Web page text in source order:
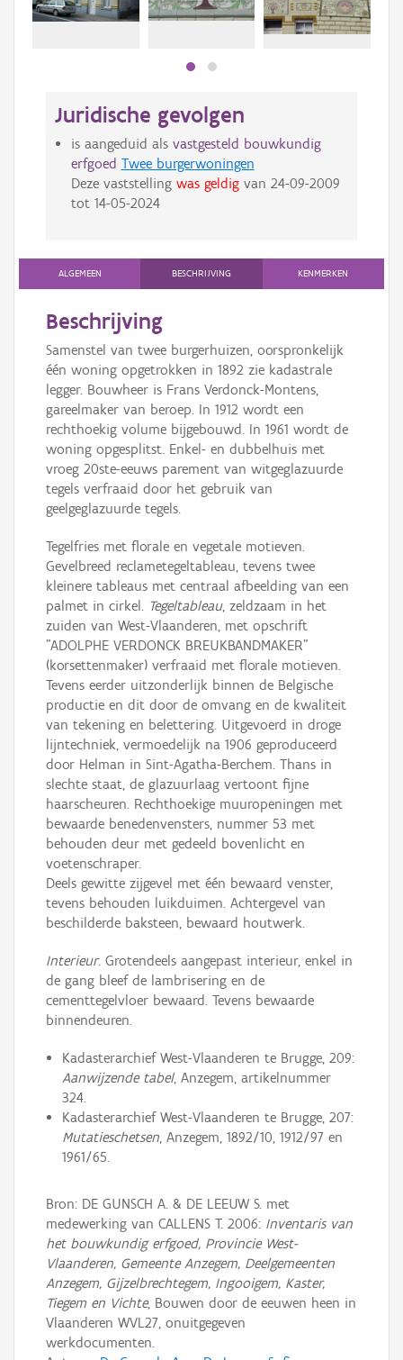
Juridische gevolgen
is aangeduid als vastgesteld bouwkundig
erfgoed Twee burgerwoningen
Deze vaststelling was geldigvan 24-09-2009
tot 14-05-2024
ALGEMEEN BESCHRIJVING KENMERKEN
Beschrijving
Samenstel van twee burgerhuizen, oorspronkelijk
één woning opgetrokken in 1892 zie kadastrale
legger. Bouwheer is Frans Verdonck-Montens,
gareelmaker van beroep. In 1912 wordt een
rechthoekig volume bijgebouwd. In 1961 wordt de
woning opgesplitst. Enkel- en dubbelhuis met
vroeg 20ste-eeuws parement van witgeglazuurde
tegels verfraaid door het gebruik van
geelgeglazuurde tegels.
Tegelfries met florale en vegetale motieven.
Gevelbreed reclametegeltableau, tevens twee
kleinere tableaus met centraal afbeelding van een
palmet in cirkel. Tegeltableau, zeldzaam in het
zuiden van West-Vlaanderen, met opschrift
"ADOLPHE VERDONCK BREUKBANDMAKER"
(korsettenmaker) verfraaid met florale motieven.
Tevens eerder uitzonderlijk binnen de Belgische
productie en dit door de omvang en de kwaliteit
van tekening en belettering. Uitgevoerd in droge
lijntechniek, vermoedelijk na 1906 geproduceerd
door Helman in Sint-Agatha-Berchem. Thans in
slechte staat, de glazuurlaag vertoont fijne
haarscheuren. Rechthoekige muuropeningen met
bewaarde benedenvensters, nummer 53 met
behouden deur met gedeeld bovenlicht en
voetenschraper.
Deels gewitte zijgevel met één bewaard venster,
tevens behouden luikduimen. Achtergevel van
beschilderde baksteen, bewaard houtwerk.
Interieur. Grotendeels aangepast interieur, enkel in
de gang bleef de lambrisering en de
cementtegelvloer bewaard. Tevens bewaarde
binnendeuren.
Kadasterarchief West-Vlaanderen te Brugge, 209:
Aanwijzende tabel, Anzegem, artikelnummer
324.
Kadasterarchief West-Vlaanderen te Brugge, 207:
Mutatieschetsen, Anzegem, 1892/10, 1912/97 en
1961/65.
Bron: DE GUNSCH A. & DE LEEUW S. met
medewerking van CALLENS T. 2006: Inventaris van
het bouwkundig erfgoed, Provincie West-
Vlaanderen, Gemeente Anzegem, Deelgemeenten
Anzegem, Gijzelbrechtegem, Ingooigem, Kaster,
Tiegem en Vichte, Bouwen door de eeuwen heen in
Vlaanderen WVL27, onuitgegeven
werkdocumenten.